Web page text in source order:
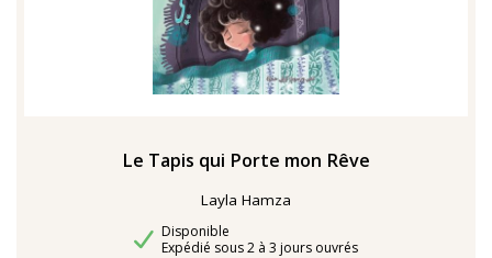
Le Tapis qui Porte mon Rêve
Layla Hamza
Disponibilité
Disponible
Délais de livraison
Expédié sous 2 à 3 jours ouvrés